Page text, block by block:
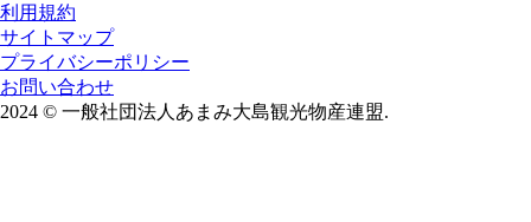
利用規約
サイトマップ
プライバシーポリシー
お問い合わせ
2024 © 一般社団法人あまみ大島観光物産連盟.